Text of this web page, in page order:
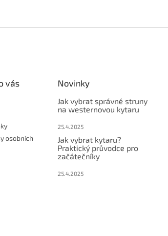
vás
osobních
Novinky
Jak vybrat správné struny
na westernovou kytaru
25.4.2025
Jak vybrat kytaru?
Praktický průvodce pro
začátečníky
25.4.2025